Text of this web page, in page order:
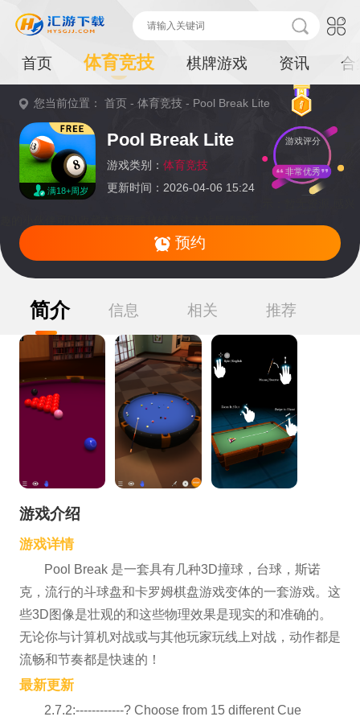
首页 体育竞技 棋牌游戏 资讯 合
您当前位置：首页 -体育竞技 - Pool Break Lite
满18+周岁
Pool Break Lite
游戏类别： 体育竞技
更新时间：2026-04-06 15:24
游戏评分
非常优秀
预约
提
简介 信息 相关 推荐
游戏介绍
游戏详情
Pool Break 是一套具有几种3D撞球，台球，斯诺
克，流行的斗球盘和卡罗姆棋盘游戏变体的一套游戏。这
些3D图像是壮观的和这些物理效果是现实的和准确的。
无论你与计算机对战或与其他玩家玩线上对战，动作都是
流畅和节奏都是快速的！
最新更新
2.7.2:------------? Choose from 15 different Cue